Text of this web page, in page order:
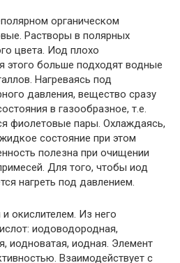
органическом
Растворы в полярных
цвета. Иод плохо
этого больше подходят водные
Нагреваясь под
давления, вещество сразу
в газообразное, т.е.
фиолетовые пары. Охлаждаясь,
состояние при этом
полезна при очищении
Для того, чтобы иод
нагреть под давлением.
окислителем. Из него
иодоводородная,
иодноватая, иодная. Элемент
Взаимодействует с